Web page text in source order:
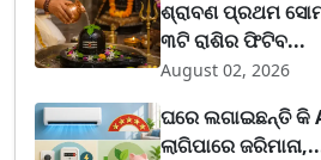
ଶ୍ରାବଣ ପ୍ରଥମ
୩ଟି ରାଶିର ଫିଟିବ...
August 02, 2026
ଘରେ ଲଗାଇଛନ୍ତି କି
ଲାଗିପାରେ